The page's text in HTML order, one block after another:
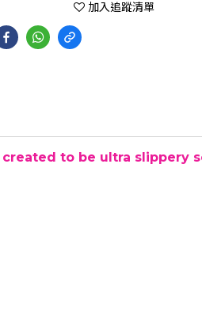
加入追蹤清單
to be ultra slippery